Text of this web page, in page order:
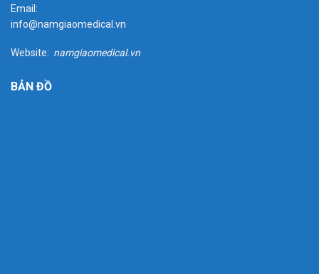
Email:
info@namgiaomedical.vn
Website: namgiaomedical.vn
BẢN ĐỒ